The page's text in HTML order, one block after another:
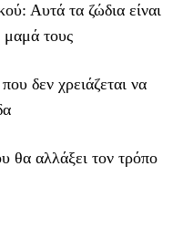
Αυτά τα ζώδια είναι
τους
δεν χρειάζεται να
θα αλλάξει τον τρόπο